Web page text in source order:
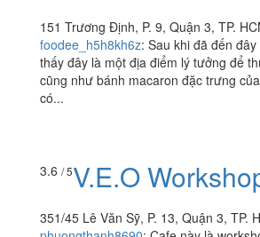
151 Trương Định, P. 9, Quận 3, TP.
foodee_h5h8kh6z: Sau khi đã đến
thấy đây là một địa điểm lý tưởng để
cũng như bánh macaron đặc trưng
có...
3.6 / 5V.E.O
351/45 Lê Văn Sỹ, P. 13, Quận 3, TP.